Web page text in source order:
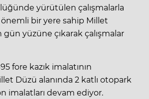
yürütülen çalışmalarla
önemli bir yere sahip Millet
yüzüne çıkarak çalışmalar
fore kazık imalatının
Düzü alanında 2 katlı otopark
imalatları devam ediyor.